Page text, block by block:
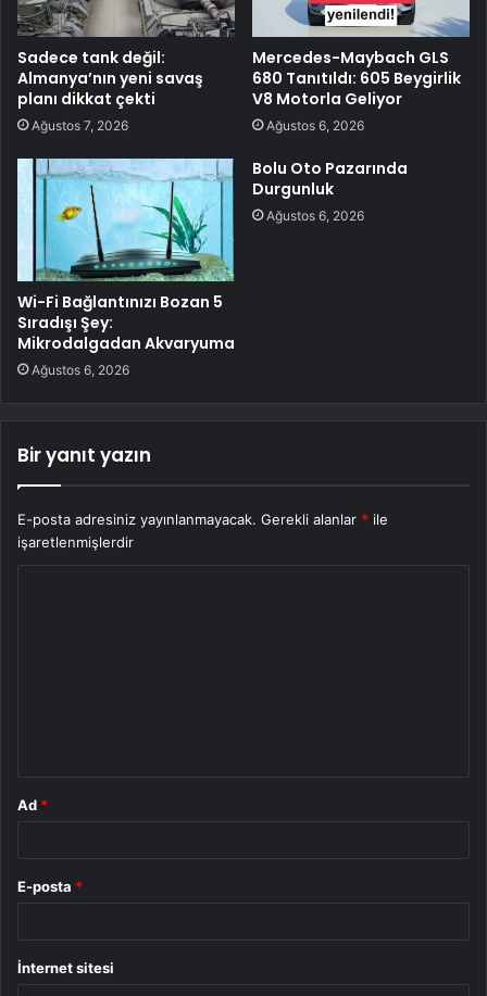
Sadece tank değil:
Almanya’nın yeni savaş
planı dikkat çekti
Ağustos 7, 2026
Mercedes-Maybach GLS
680 Tanıtıldı: 605 Beygirlik
V8 Motorla Geliyor
Ağustos 6, 2026
Wi-Fi Bağlantınızı Bozan 5
Sıradışı Şey:
Mikrodalgadan Akvaryuma
Ağustos 6, 2026
Bolu Oto Pazarında
Durgunluk
Ağustos 6, 2026
Bir yanıt yazın
E-posta adresiniz yayınlanmayacak. Gerekli alanlar * ile
işaretlenmişlerdir
Ad *
E-posta *
İnternet sitesi